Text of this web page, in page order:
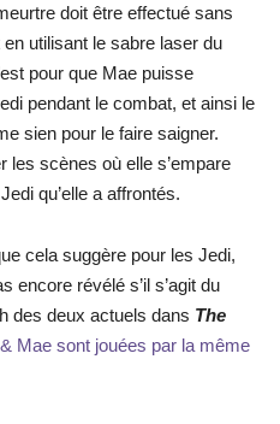
doit être effectué sans
utilisant le sabre laser du
pour que Mae puisse
pendant le combat, et ainsi le
sien pour le faire saigner.
les scènes où elle s’empare
qu’elle a affrontés.
cela suggère pour les Jedi,
encore révélé s’il s’agit du
des deux actuels dans The
Mae sont jouées par la même